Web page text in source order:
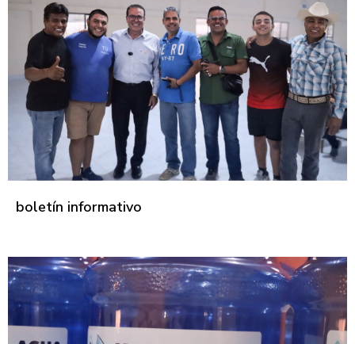
boletín informativo